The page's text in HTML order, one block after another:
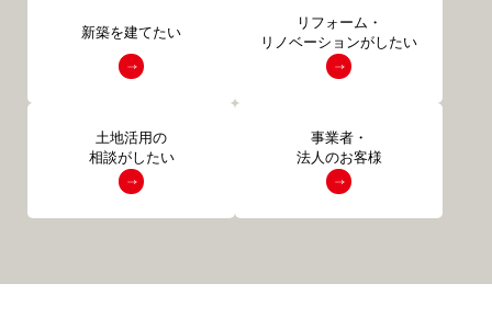
新築を建てたい
リフォーム・
リノベーションがしたい
土地活用の
相談がしたい
事業者・
法人のお客様